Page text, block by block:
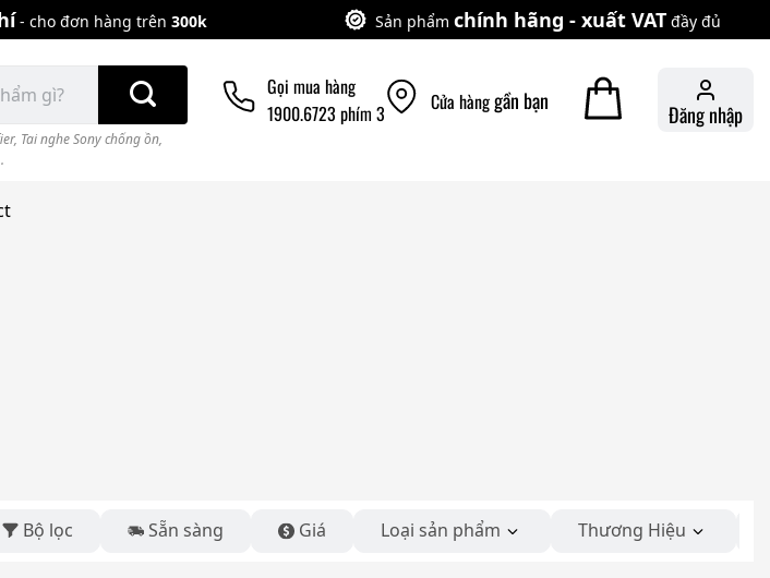
- cho đơn hàng trên 300k Sản phẩm chính hãng - xuất VAT đầy đủ
, Tai nghe Sony chống ồn,
Gọi mua hàng
1900.6723 phím 3
Cửa hànggần bạn Đăng nhập
Bộ lọc Sẵn sàng Giá Loại sản phẩm Thương Hiệu